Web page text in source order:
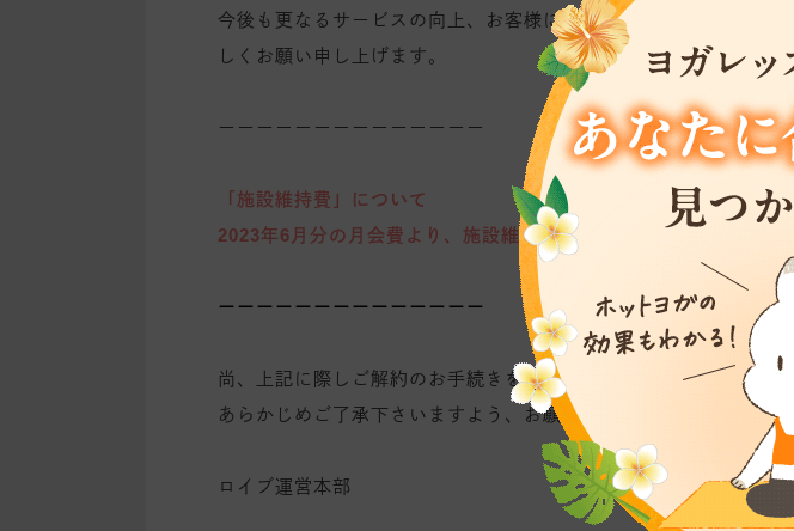
今後も更なるサービスの向上、お客様に愛されるスタジオとなるよ
しくお願い申し上げます。
ーーーーーーーーーーーーーー
「施設維持費」について
2023年6月分の月会費より、施設維持費としてプラス月額220円（
ーーーーーーーーーーーーーー
尚、上記に際しご解約のお手続きをされない場合は、「施設維持
あらかじめご了承下さいますよう、お願い申し上げます。
ロイブ運営本部